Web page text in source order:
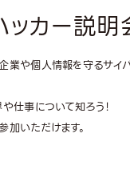
ッカー説明
業や個人情報を守るサイ
仕事について知ろう！
いただけます。